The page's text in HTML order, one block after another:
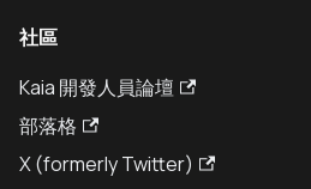
社區
Kaia 開發人員論壇
部落格
X (formerly Twitter)